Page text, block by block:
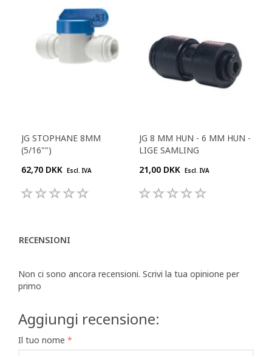
JG STOPHANE 8MM
(5/16"")
62,70 DKK Escl. IVA
JG 8 MM HUN - 6 MM HUN -
LIGE SAMLING
21,00 DKK Escl. IVA
RECENSIONI
Non ci sono ancora recensioni. Scrivi la tua opinione per
primo
Aggiungi recensione:
Il tuo nome